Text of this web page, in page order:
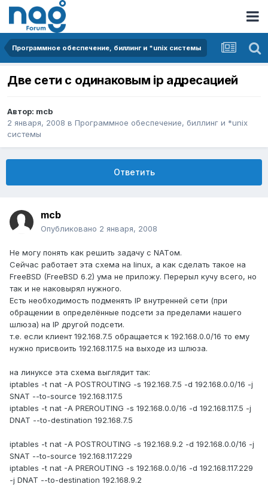
Программное обеспечение, биллинг и *unix системы
Две сети с одинаковым ip адресацией
Автор: mcb
2 января, 2008 в Программное обеспечение, биллинг и *unix
системы
Ответить
mcb
Опубликовано 2 января, 2008
Не могу понять как решить задачу с NATом.
Сейчас работает эта схема на linux, а как сделать такое на
FreeBSD (FreeBSD 6.2) ума не приложу. Перерыл кучу всего, но
так и не наковырял нужного.
Есть необходимость подменять IP внутренней сети (при
обращении в определённые подсети за пределами нашего
шлюза) на IP другой подсети.
т.е. если клиент 192.168.7.5 обращается к 192.168.0.0/16 то ему
нужно присвоить 192.168.117.5 на выходе из шлюза.
на линуксе эта схема выглядит так:
iptables -t nat -A POSTROUTING -s 192.168.7.5 -d 192.168.0.0/16 -j
SNAT --to-source 192.168.117.5
iptables -t nat -A PREROUTING -s 192.168.0.0/16 -d 192.168.117.5 -j
DNAT --to-destination 192.168.7.5
iptables -t nat -A POSTROUTING -s 192.168.9.2 -d 192.168.0.0/16 -j
SNAT --to-source 192.168.117.229
iptables -t nat -A PREROUTING -s 192.168.0.0/16 -d 192.168.117.229
-j DNAT --to-destination 192.168.9.2